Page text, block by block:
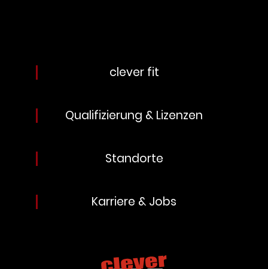
clever fit
Qualifizierung & Lizenzen
Standorte
Karriere & Jobs